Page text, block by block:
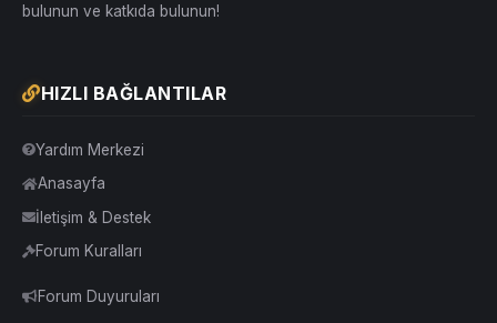
bulunun ve katkıda bulunun!
HIZLI BAĞLANTILAR
Yardım Merkezi
Anasayfa
İletişim & Destek
Forum Kuralları
Forum Duyuruları